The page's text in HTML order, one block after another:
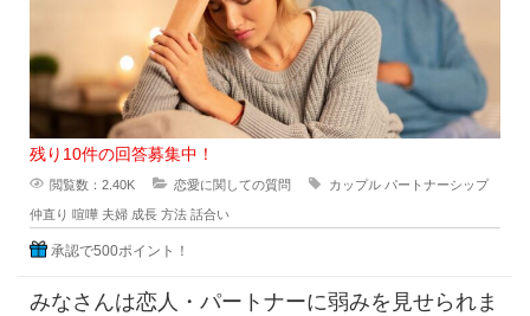
残り10件の回答募集中！
閲覧数：2.40K 恋愛に関しての質問 カップル パートナーシップ
仲直り 喧嘩 夫婦 成長 方法 話合い
承認で500ポイント！
みなさんは恋人・パートナーに弱みを見せられま